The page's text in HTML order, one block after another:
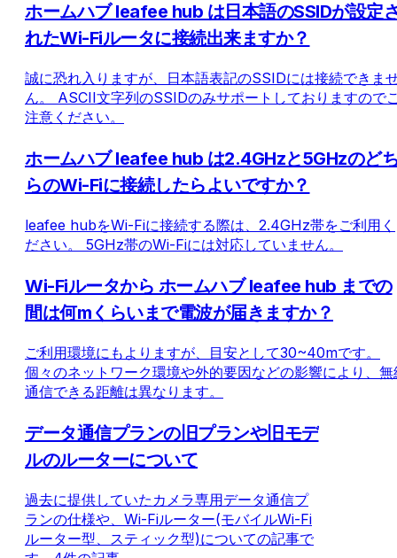
ホームハブ leafee hub は日本語のSSIDが設定
れたWi-Fiルータに接続出来ますか？
誠に恐れ入りますが、日本語表記のSSIDには接続できま
ん。 ASCII文字列のSSIDのみサポートしておりますので
注意ください。
ホームハブ leafee hub は2.4GHzと5GHzのど
らのWi-Fiに接続したらよいですか？
leafee hubをWi-Fiに接続する際は、2.4GHz帯をご利用く
ださい。 5GHz帯のWi-Fiには対応していません。
Wi-Fiルータから ホームハブ leafee hub までの
間は何mくらいまで電波が届きますか？
ご利用環境にもよりますが、目安として30~40mです。
個々のネットワーク環境や外的要因などの影響により、無
通信できる距離は異なります。
データ通信プランの旧プランや旧モデ
ルのルーターについて
過去に提供していたカメラ専用データ通信プ
ランの仕様や、Wi-Fiルーター(モバイルWi-Fi
ルーター型、スティック型)についての記事で